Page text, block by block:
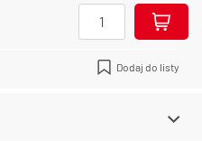
Dodaj do listy